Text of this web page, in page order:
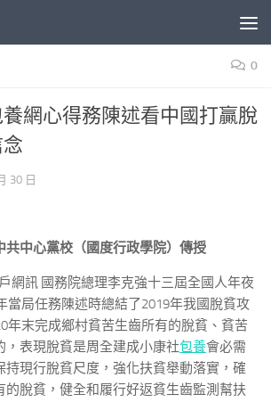
0
網心得務陳述看中國打贏脫
30 日
中心黨校（國度行政學院）傳授
網訊 國務院總理李克強十三屆全國人年夜
當局任務陳述時總結了2019年我國脫貧攻
年末完成鄉村貧苦生齒所有的脫貧、貧苦
，表現脫貧是周全建成小康社包養會必需
持現行脫貧尺度，強化扶貧舉動落實，確
的脫貧，健全和履行好返貧生齒監測幫扶